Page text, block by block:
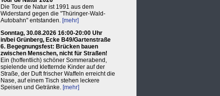
Die Tour de Natur ist 1991 aus dem
Widerstand gegen die "Thüringer-Wald-
Autobahn" entstanden. [mehr]
Sonntag, 30.08.2026 16:00-20:00 Uhr
in/bei Grünberg, Ecke B49/Gartenstraße
6. Begegnungsfest: Brücken bauen
zwischen Menschen, nicht für Straßen!
Ein (hoffentlich) schöner Sommerabend,
spielende und kletternde Kinder auf der
Straße, der Duft frischer Waffeln erreicht die
Nase, auf einem Tisch stehen leckere
Speisen und Getränke. [mehr]